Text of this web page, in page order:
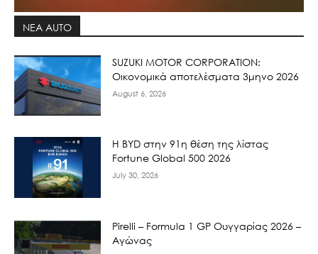
ΝΕΑ AUTO
SUZUKI MOTOR CORPORATION:
Οικονομικά αποτελέσματα 3μηνο 2026
August 6, 2026
Η BYD στην 91η θέση της λίστας
Fortune Global 500 2026
July 30, 2026
Pirelli – Formula 1 GP Ουγγαρίας 2026 –
Αγώνας